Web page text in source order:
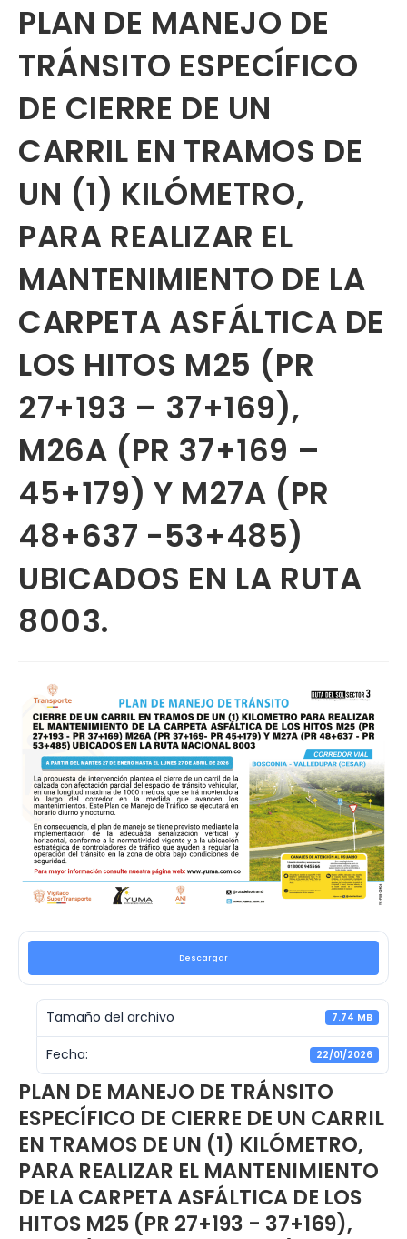
PLAN DE MANEJO DE
TRÁNSITO ESPECÍFICO
DE CIERRE DE UN
CARRIL EN TRAMOS DE
UN (1) KILÓMETRO,
PARA REALIZAR EL
MANTENIMIENTO DE LA
CARPETA ASFÁLTICA DE
LOS HITOS M25 (PR
27+193 – 37+169),
M26A (PR 37+169 –
45+179) Y M27A (PR
48+637 -53+485)
UBICADOS EN LA RUTA
8003.
Descargar
Tamaño del archivo 7.74 MB
Fecha: 22/01/2026
PLAN DE MANEJO DE TRÁNSITO
ESPECÍFICO DE CIERRE DE UN CARRIL
EN TRAMOS DE UN (1) KILÓMETRO,
PARA REALIZAR EL MANTENIMIENTO
DE LA CARPETA ASFÁLTICA DE LOS
HITOS M25 (PR 27+193 - 37+169),